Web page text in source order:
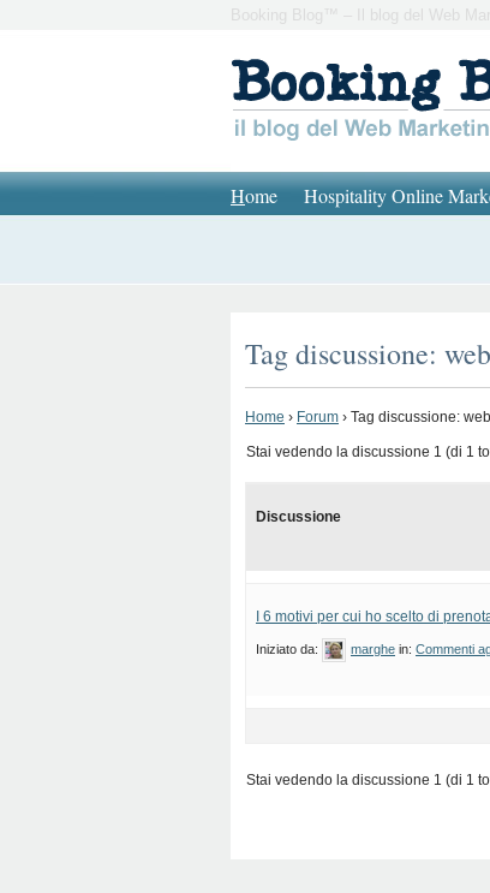
Booking Blog™ – Il blog del Web
Home Hospitality Online
Tag discussione:
Home › Forum › Tag discussione:
Stai vedendo la discussione 1 (di 1
Discussione
I 6 motivi per cui ho scelto di
Iniziato da: marghe in: Commenti
Stai vedendo la discussione 1 (di 1